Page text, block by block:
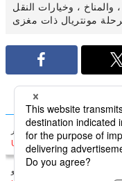
والمناخ ، وخيارات النقل
من مونتريال
فانكوفر
USD309
تورونتو